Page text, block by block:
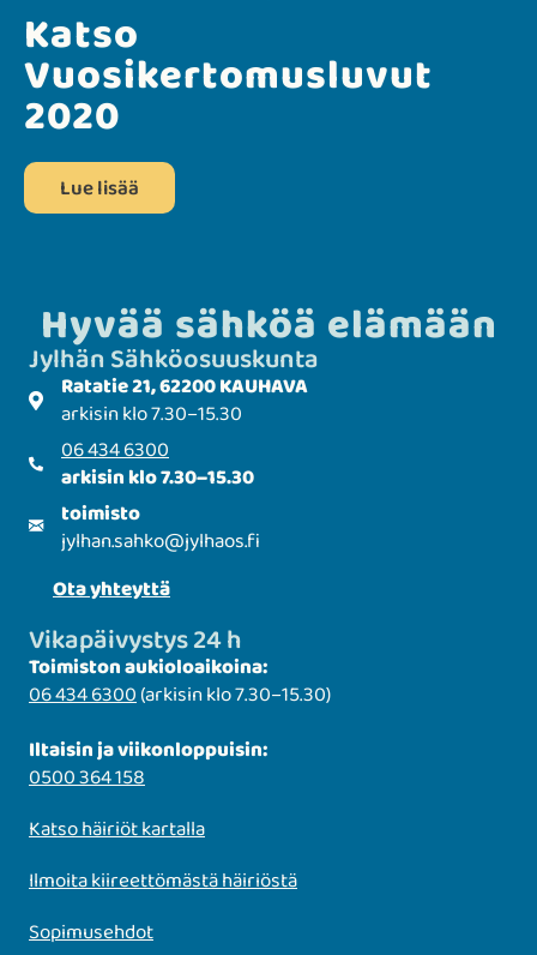
Katso
Vuosikertomusluvut
2020
Lue lisää
Hyvää sähköä elämään
Jylhän Sähkö­­osuuskunta
Ratatie 21, 62200 KAUHAVA
arkisin klo 7.30–15.30
06 434 6300
arkisin klo 7.30–15.30
toimisto
jylhan.sahko@jylhaos.fi
Ota yhteyttä
Vikapäivystys 24 h
Toimiston aukioloaikoina:
06 434 6300(arkisin klo 7.30–15.30)
Iltaisin ja viikonloppuisin:
0500 364 158
Katso häiriöt kartalla
Ilmoita kiireettömästä häiriöstä
Sopimusehdot